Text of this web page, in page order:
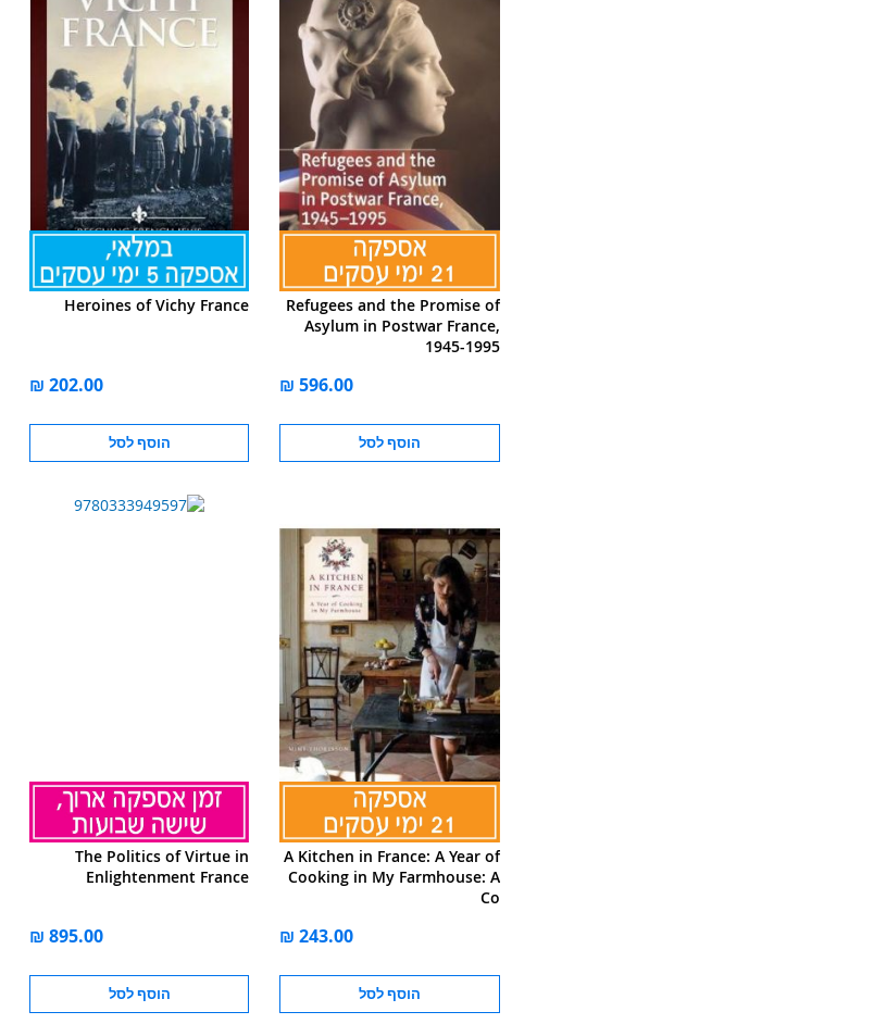
Refugees and the Promise of
Asylum in Postwar France,
1945-1995
הוסף לסל
Heroines of Vichy France
הוסף לסל
A Kitchen in France: A Year of
Cooking in My Farmhouse: A
Co
הוסף לסל
The Politics of Virtue in
Enlightenment France
הוסף לסל